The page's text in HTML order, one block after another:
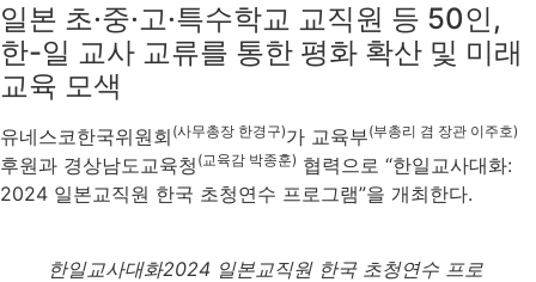
일본 초·중·고·특수학교 교직원 등 50인,
한-일 교사 교류를 통한 평화 확산 및 미래
교육 모색
유네스코한국위원회 (사무총장 한경구)가 교육부(부총리 겸 장관 이주호)
후원과 경상남도교육청 (교육감 박종훈) 협력으로 “한일교사대화:
2024 일본교직원 한국 초청연수 프로그램”을 개최한다.
한일교사대화2024 일본교직원 한국 초청연수 프로